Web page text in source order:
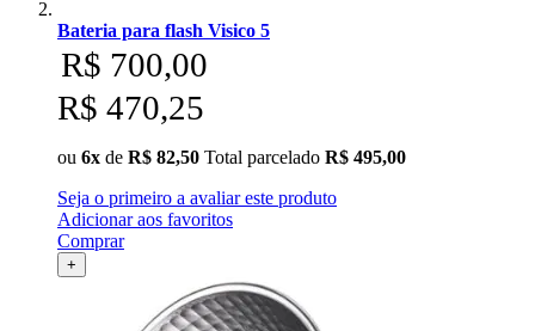
Bateria para flash Visico 5
R$ 700,00
R$ 470,25
ou 6x de R$ 82,50 Total parcelado R$ 495,00
Seja o primeiro a avaliar este produto
Adicionar aos favoritos
Comprar
+